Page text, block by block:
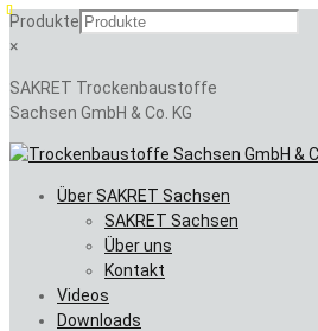
Produkte
×
SAKRET Trockenbaustoffe
Sachsen GmbH & Co. KG
Skip
Über SAKRET Sachsen
SAKRET Sachsen
Über uns
Kontakt
Videos
Downloads